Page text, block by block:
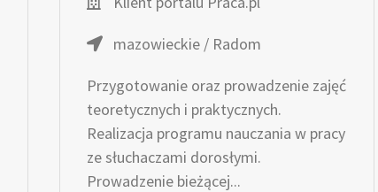
mazowieckie / Radom
Przygotowanie oraz prowadzenie zajęć
teoretycznych i praktycznych.
Realizacja programu nauczania w pracy
ze słuchaczami dorosłymi.
Prowadzenie bieżącej...